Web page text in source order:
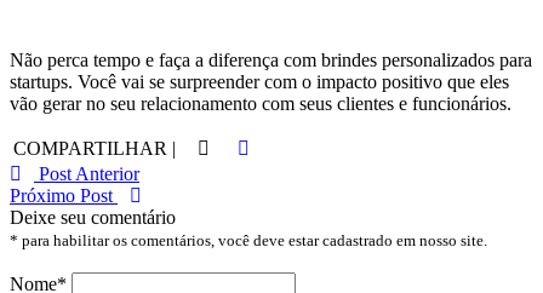
Não perca tempo e faça a diferença com brindes personalizados para
startups. Você vai se surpreender com o impacto positivo que eles
vão gerar no seu relacionamento com seus clientes e funcionários.
COMPARTILHAR |
Post Anterior
Próximo Post
Deixe seu comentário
* para habilitar os comentários, você deve estar cadastrado em nosso site.
Nome*